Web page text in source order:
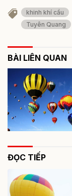
khinh khí cầu
Tuyên Quang
BÀI LIÊN QUAN
ĐỌC TIẾP